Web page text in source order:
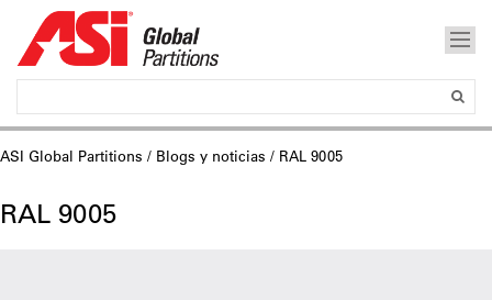
ASI Global Partitions / Blogs y noticias / RAL 9005
RAL 9005